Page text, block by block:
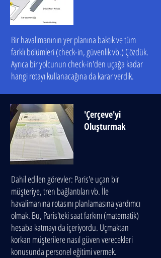
Bir havalimanının yer planına baktık ve tüm
farklı bölümleri (check-in, güvenlik vb.) Çözdük.
Ayrıca bir yolcunun check-in'den uçağa kadar
hangi rotayı kullanacağına da karar verdik.
'Çerçeve'yi
Oluşturmak
Dahil edilen görevler: Paris'e uçan bir
müşteriye, tren bağlantıları vb. İle
havalimanına rotasını planlamasına yardımcı
olmak. Bu, Paris'teki saat farkını (matematik)
hesaba katmayı da içeriyordu. Uçmaktan
korkan müşterilere nasıl güven verecekleri
konusunda personel eğitimi vermek.